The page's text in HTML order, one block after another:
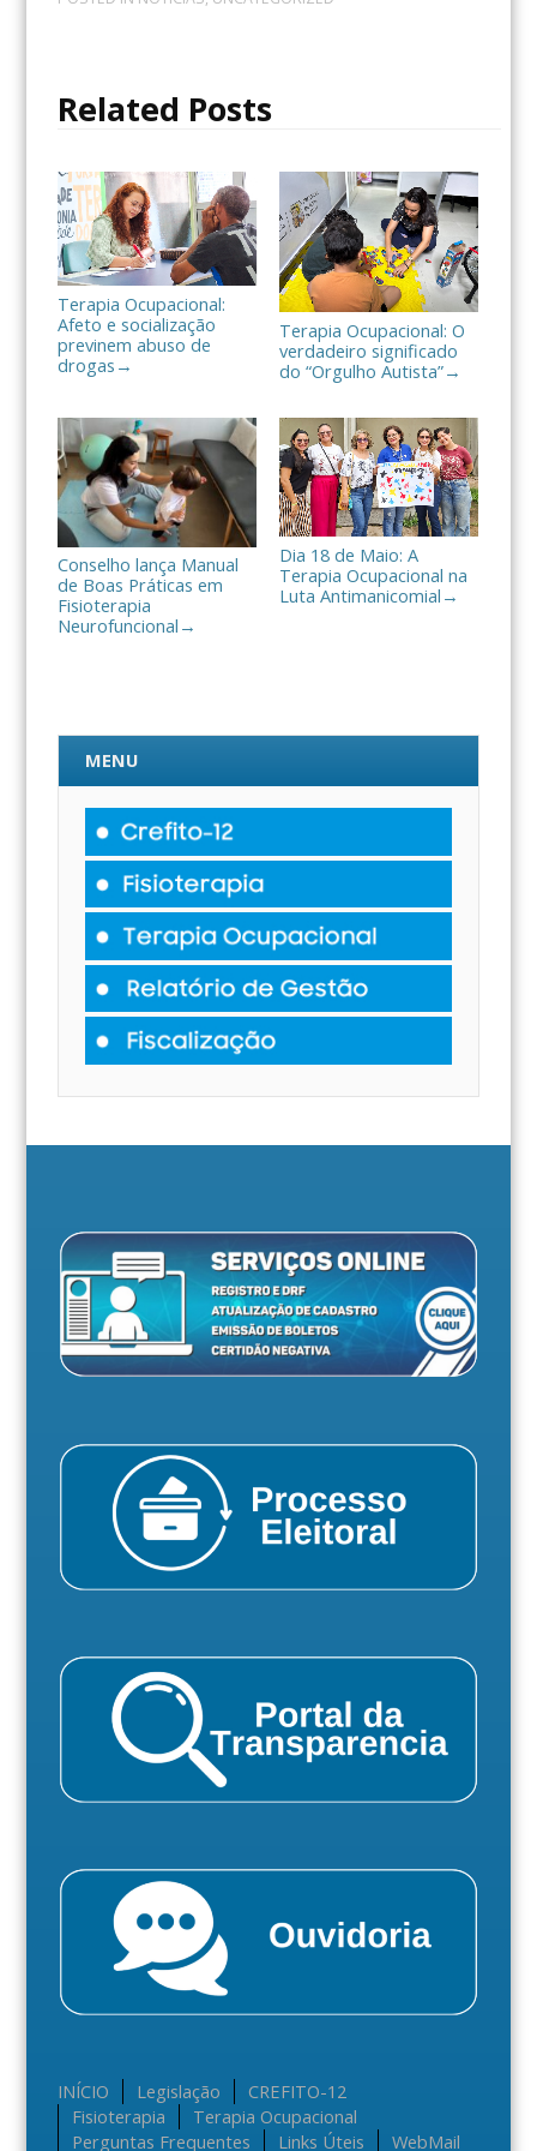
e
k
t
p
i
a
r
Related Posts
Terapia Ocupacional:
Afeto e socialização
previnem abuso de
drogas →
Terapia Ocupacional: O
verdadeiro significado
do “Orgulho Autista”→
Conselho lança Manual
de Boas Práticas em
Fisioterapia
Neurofuncional →
Dia 18 de Maio: A
Terapia Ocupacional na
Luta Antimanicomial →
MENU
INÍCIO Legislação
CREFITO-12
Fisioterapia
Terapia Ocupacional
Perguntas Frequentes
Links Úteis WebMail